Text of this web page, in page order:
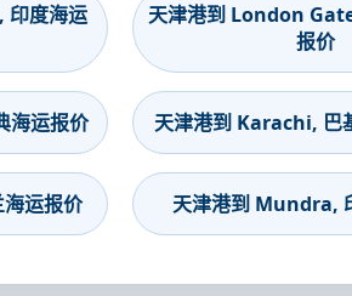
度海运
天津港到 London
报价
海运报价 天津港到 Karachi, 巴
运报价 天津港到 Mundra,